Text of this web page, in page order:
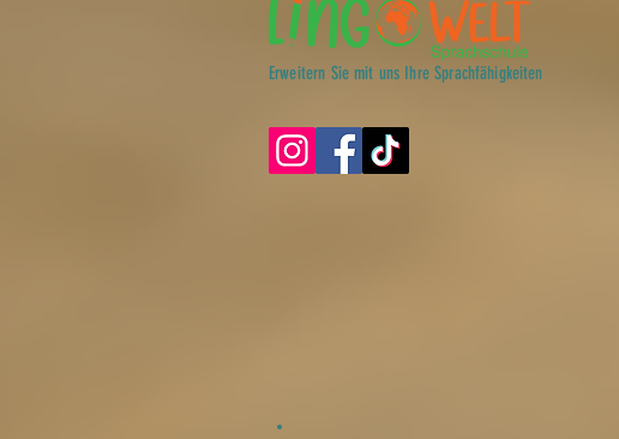
Erweitern Sie mit uns Ihre Sprachfähigkeiten